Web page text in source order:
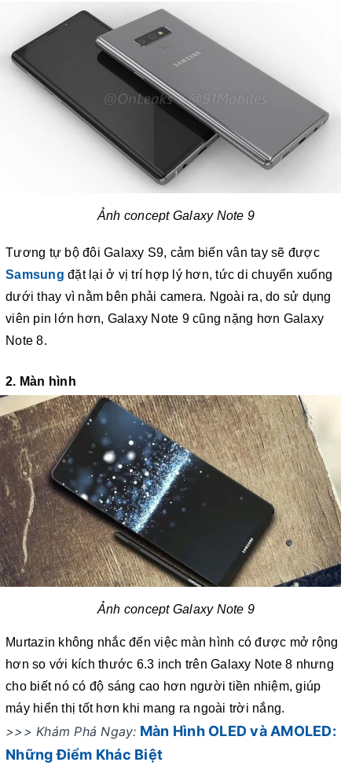
Ảnh concept Galaxy Note 9
Tương tự bộ đôi Galaxy S9, cảm biến vân tay sẽ được
Samsung đặt lại ở vị trí hợp lý hơn, tức di chuyển xuống
dưới thay vì nằm bên phải camera. Ngoài ra, do sử dụng
viên pin lớn hơn, Galaxy Note 9 cũng nặng hơn Galaxy
Note 8.
2. Màn hình
Ảnh concept Galaxy Note 9
Murtazin không nhắc đến việc màn hình có được mở rộng
hơn so với kích thước 6.3 inch trên Galaxy Note 8 nhưng
cho biết nó có độ sáng cao hơn người tiền nhiệm, giúp
máy hiển thị tốt hơn khi mang ra ngoài trời nắng.
>>> Khám Phá Ngay: Màn Hình OLED và AMOLED:
Những Điểm Khác Biệt